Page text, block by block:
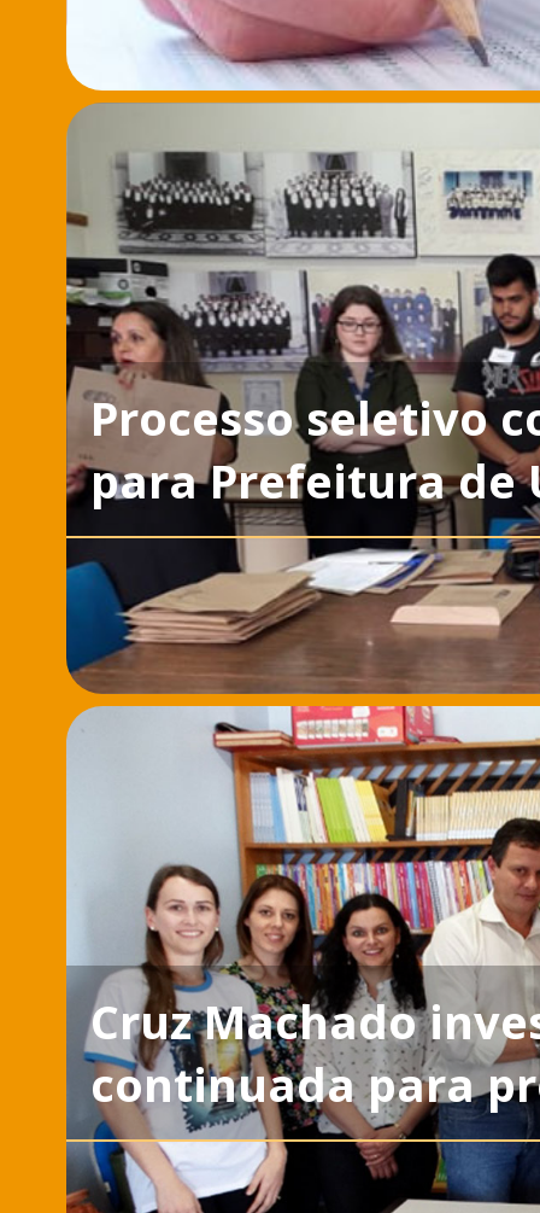
Processo seletivo
para Prefeitura de
Cruz Machado
continuada para